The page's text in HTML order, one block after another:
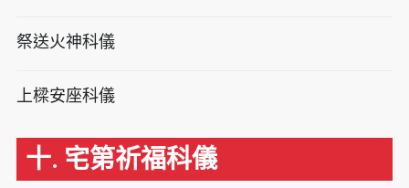
祭送火神科儀
上樑安座科儀
十. 宅第祈福科儀